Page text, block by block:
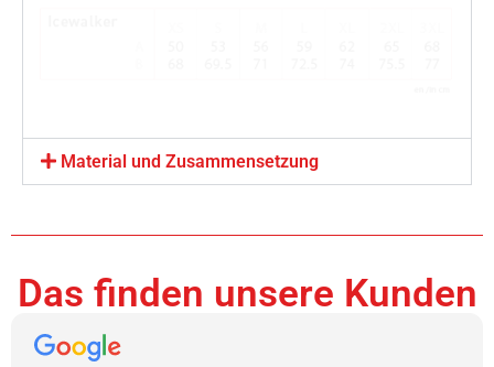
Material und Zusammensetzung
Das finden unsere Kunden